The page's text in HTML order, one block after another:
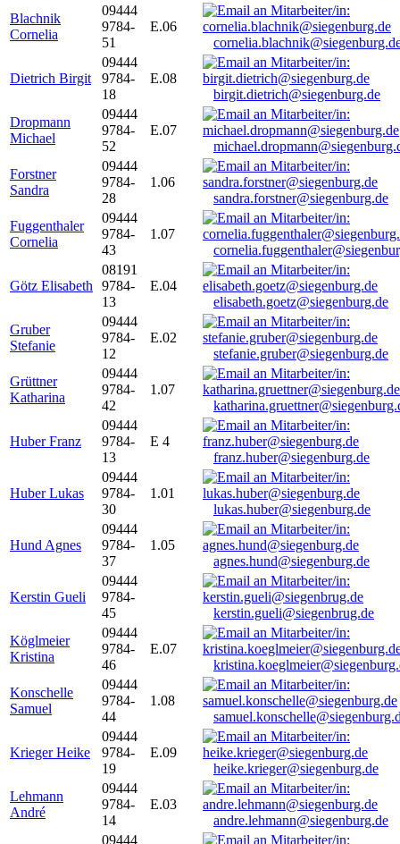
Blachnik
Cornelia
09444
9784-
51
E.06
Dietrich Birgit
09444
9784-
18
E.08
birgit.dietrich@siegenburg.de
Dropmann
Michael
09444
9784-
52
E.07
Forstner
Sandra
09444
9784-
28
1.06
sandra.forstner@siegenburg.de
Fuggenthaler
Cornelia
09444
9784-
43
1.07
Götz Elisabeth
08191
9784-
13
E.04
elisabeth.goetz@siegenburg.de
Gruber
Stefanie
09444
9784-
12
E.02
stefanie.gruber@siegenburg.de
Grüttner
Katharina
09444
9784-
42
1.07
Huber Franz
09444
9784-
13
E 4
franz.huber@siegenburg.de
Huber Lukas
09444
9784-
30
1.01
lukas.huber@siegenburg.de
Hund Agnes
09444
9784-
37
1.05
agnes.hund@siegenburg.de
Kerstin Gueli
09444
9784-
45
kerstin.gueli@siegenbrug.de
Köglmeier
Kristina
09444
9784-
46
E.07
Konschelle
Samuel
09444
9784-
44
1.08
Krieger Heike
09444
9784-
19
E.09
heike.krieger@siegenburg.de
Lehmann
André
09444
9784-
14
E.03
andre.lehmann@siegenburg.de
09444